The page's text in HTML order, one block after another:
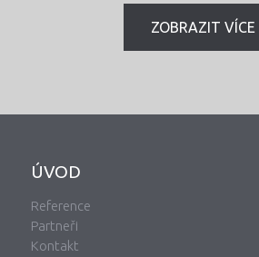
ZOBRAZIT VÍCE
ÚVOD
Reference
Partneři
Kontakt